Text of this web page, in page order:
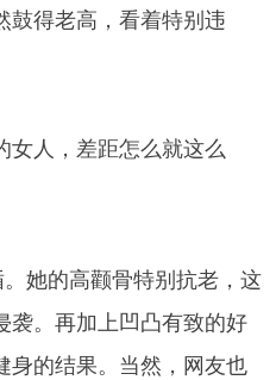
鼓得老高，看着特别违
女人，差距怎么就这么
她的高颧骨特别抗老，这
袭。再加上凹凸有致的好
身的结果。当然，网友也